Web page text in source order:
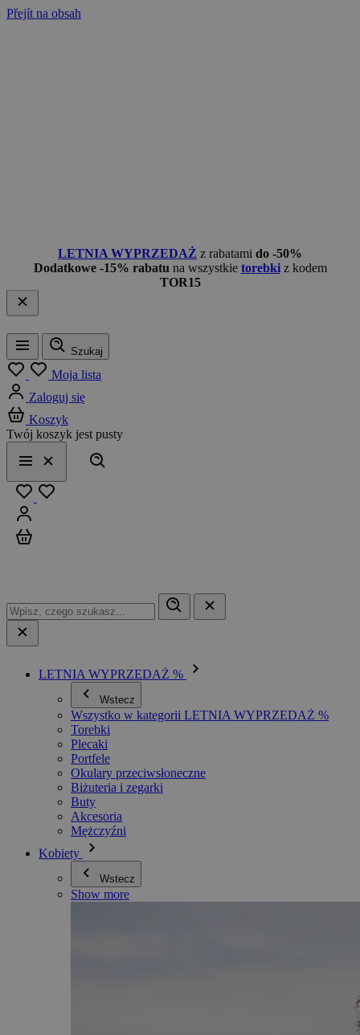
Přejít na obsah
LETNIA WYPRZEDAŻ z rabatami do -50%
Dodatkowe -15% rabatu na wszystkie torebkiz kodem
TOR15
Menu
Szukaj
Moja lista
Zaloguj się
Koszyk
Twój koszyk jest pusty
Menu
Zamknij
LETNIA WYPRZEDAŻ %
Wstecz
Wszystko w kategorii LETNIA WYPRZEDAŻ %
Torebki
Plecaki
Portfele
Okulary przeciwsłoneczne
Biżuteria i zegarki
Buty
Akcesoria
Mężczyźni
Kobiety
Wstecz
Show more